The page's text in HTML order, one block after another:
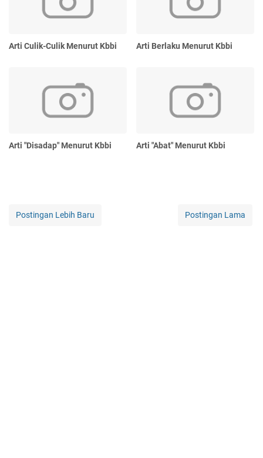
Arti Culik-Culik Menurut Kbbi Arti Berlaku Menurut Kbbi
Arti "Disadap" Menurut Kbbi Arti "Abat" Menurut Kbbi
Postingan Lebih Baru Postingan Lama